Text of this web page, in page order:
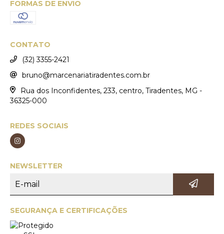
FORMAS DE ENVIO
CONTATO
(32) 3355-2421
bruno@marcenariatiradentes.com.br
Rua dos Inconfidentes, 233, centro, Tiradentes, MG -
36325-000
REDES SOCIAIS
NEWSLETTER
SEGURANÇA E CERTIFICAÇÕES